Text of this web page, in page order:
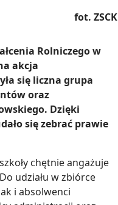
Rolniczego w
akcja
się liczna grupa
oraz
Dzięki
się zebrać prawie
chętnie angażuje
udziału w zbiórce
i absolwenci